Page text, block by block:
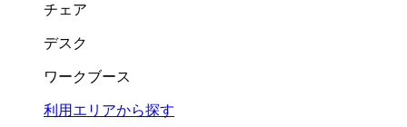
チェア
デスク
ワークブース
利用エリアから探す